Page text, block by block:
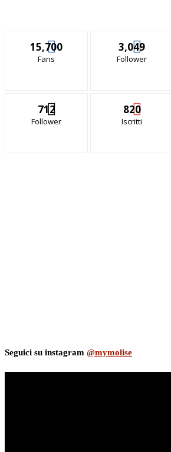
15,700
Fans
3,049
Follower
712
Follower
820
Iscritti
Seguici su instagram @mymolise